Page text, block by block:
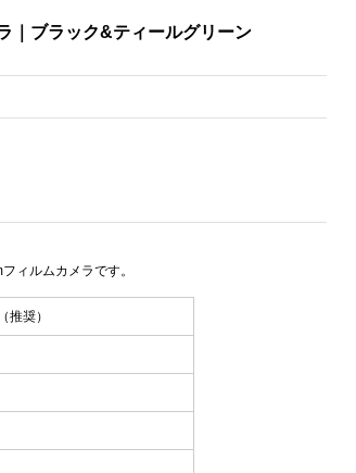
｜ブラック&ティールグリーン
ィルムカメラです。
推奨）